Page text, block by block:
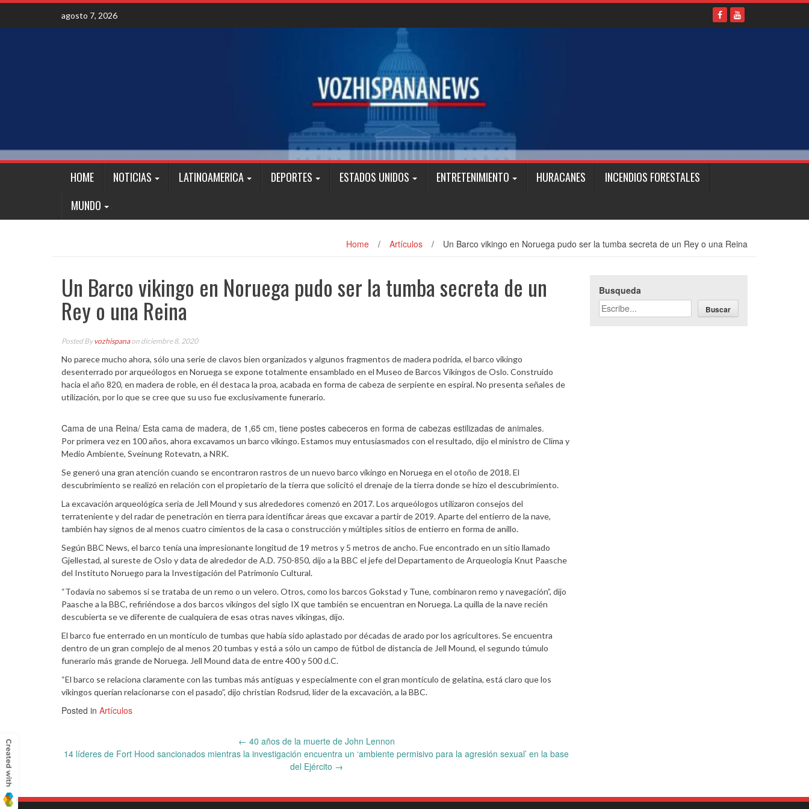
Skip
content
agosto 7, 2026
HOME NOTICIAS LATINOAMERICA DEPORTES ESTADOS UNIDOS ENTRETENIMIENTO HURACANES
INCENDIOS FORESTALES
MUNDO
Home / Artículos / Un Barco vikingo en Noruega pudo ser la tumba secreta de un Rey o una Reina
Un Barco vikingo en Noruega pudo ser la tumba secreta de un
Rey o una Reina
Posted Byvozhispanaon diciembre 8, 2020
No parece mucho ahora, sólo una serie de clavos bien organizados y algunos fragmentos de madera podrida, el barco vikingo
desenterrado por arqueólogos en Noruega se expone totalmente ensamblado en el Museo de Barcos Vikingos de Oslo. Construido
hacia el año 820, en madera de roble, en él destaca la proa, acabada en forma de cabeza de serpiente en espiral. No presenta señales de
utilización, por lo que se cree que su uso fue exclusivamente funerario.
Cama de una Reina/ Esta cama de madera, de 1,65 cm, tiene postes cabeceros en forma de cabezas estilizadas de animales.
Por primera vez en 100 años, ahora excavamos un barco vikingo. Estamos muy entusiasmados con el resultado, dijo el ministro de Clima y
Medio Ambiente, Sveinung Rotevatn, a NRK.
Se generó una gran atención cuando se encontraron rastros de un nuevo barco vikingo en Noruega en el otoño de 2018. El
descubrimiento se realizó en relación con el propietario de la tierra que solicitó el drenaje de la tierra donde se hizo el descubrimiento.
La excavación arqueológica seria de Jell Mound y sus alrededores comenzó en 2017. Los arqueólogos utilizaron consejos del
terrateniente y del radar de penetración en tierra para identificar áreas que excavar a partir de 2019. Aparte del entierro de la nave,
también hay signos de al menos cuatro cimientos de la casa o construcción y múltiples sitios de entierro en forma de anillo.
Según BBC News, el barco tenía una impresionante longitud de 19 metros y 5 metros de ancho. Fue encontrado en un sitio llamado
Gjellestad, al sureste de Oslo y data de alrededor de A.D. 750-850, dijo a la BBC el jefe del Departamento de Arqueología Knut Paasche
del Instituto Noruego para la Investigación del Patrimonio Cultural.
“Todavía no sabemos si se trataba de un remo o un velero. Otros, como los barcos Gokstad y Tune, combinaron remo y navegación”, dijo
Paasche a la BBC, refiriéndose a dos barcos vikingos del siglo IX que también se encuentran en Noruega. La quilla de la nave recién
descubierta se ve diferente de cualquiera de esas otras naves vikingas, dijo.
El barco fue enterrado en un montículo de tumbas que había sido aplastado por décadas de arado por los agricultores. Se encuentra
dentro de un gran complejo de al menos 20 tumbas y está a sólo un campo de fútbol de distancia de Jell Mound, el segundo túmulo
funerario más grande de Noruega. Jell Mound data de entre 400 y 500 d.C.
“El barco se relaciona claramente con las tumbas más antiguas y especialmente con el gran montículo de gelatina, está claro que los
vikingos querían relacionarse con el pasado”, dijo christian Rodsrud, líder de la excavación, a la BBC.
Posted in Artículos
Post ← 40 años de la muerte de John Lennon
14 líderes de Fort Hood sancionados mientras la investigación encuentra un ‘ambiente permisivo para la agresión sexual’ en la base
del Ejército →
Busqueda
Buscar